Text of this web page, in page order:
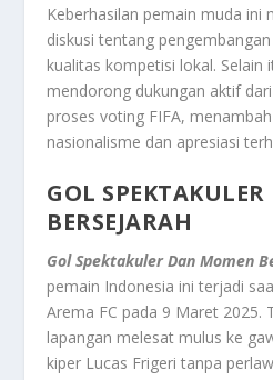
Keberhasilan pemain muda ini
diskusi tentang
kualitas kompetisi lokal. Selain
mendorong dukungan aktif
proses voting FIFA,
nasionalisme dan apresiasi
GOL
BERSEJARAH
Gol Spektakuler Dan Momen
pemain Indonesia ini terjadi
Arema FC pada 9 Maret 2025.
lapangan melesat mulus ke
kiper Lucas Frigeri tanpa